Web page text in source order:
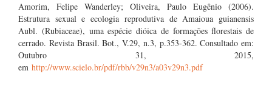
Amorim, Felipe Wanderley; Oliveira, Paulo Eugênio (2006).
Estrutura sexual e ecologia reprodutiva de Amaioua guianensis
Aubl. (Rubiaceae), uma espécie dióica de formações florestais de
cerrado. Revista Brasil. Bot., V.29, n.3, p.353-362. Consultado em:
Outubro 31, 2015,
em http://www.scielo.br/pdf/rbb/v29n3/a03v29n3.pdf